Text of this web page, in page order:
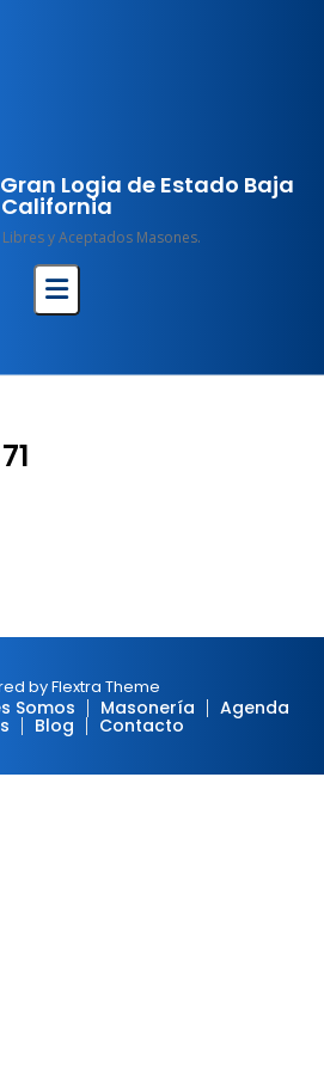
Logia de Estado Baja
California
y Aceptados Masones.
by Flextra Theme
Somos Masonería Agenda
Blog Contacto